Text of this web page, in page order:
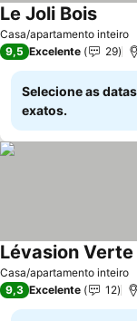
Casa/apartamento inteiro
Le Joli BoisVer
9,5 Excelente 29
Selecione as
exatos.
Casa/apartamento inteiro
Lévasion Verte
9,3 Excelente 12